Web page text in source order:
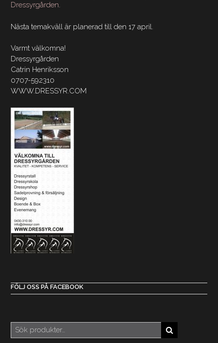
Dressyrgården.
Nästa temakväll är planerad till den 17 april.
Varmt välkomna!
Dressyrgården
Catrin Henriksson
0707-592310
WWW.DRESSYR.COM
FÖLJ OSS PÅ FACEBOOK
Sök
efter: